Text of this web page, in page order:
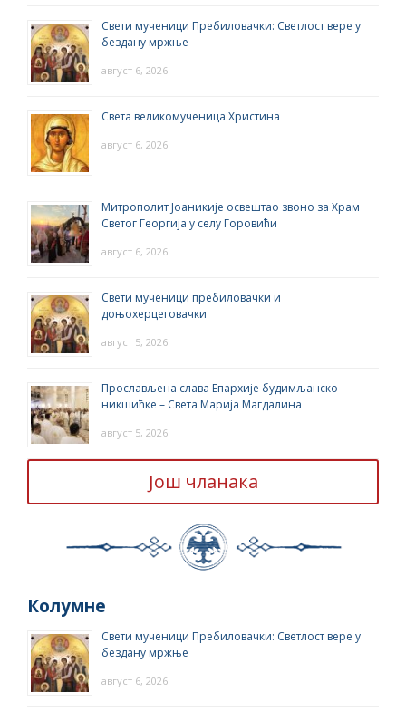
Свети мученици Пребиловачки: Светлост вере у
бездану мржње
август 6, 2026
Света великомученица Христина
август 6, 2026
Митрополит Јоаникије освештао звоно за Храм
Светог Георгија у селу Горовићи
август 6, 2026
Свети мученици пребиловачки и
доњохерцеговачки
август 5, 2026
Прослављена слава Епархије будимљанско-
никшићке – Света Марија Магдалина
август 5, 2026
Још чланака
Колумне
Свети мученици Пребиловачки: Светлост вере у
бездану мржње
август 6, 2026